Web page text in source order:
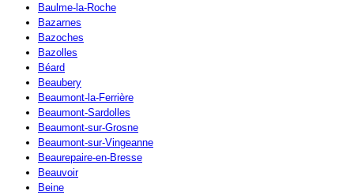
Baulme-la-Roche
Bazarnes
Bazoches
Bazolles
Béard
Beaubery
Beaumont-la-Ferrière
Beaumont-Sardolles
Beaumont-sur-Grosne
Beaumont-sur-Vingeanne
Beaurepaire-en-Bresse
Beauvoir
Beine